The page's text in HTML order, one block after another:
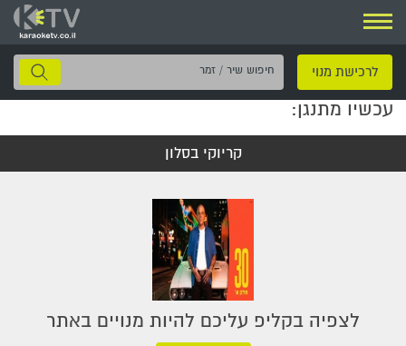
ניווט
לרכישת מנוי
חיפוש
שיר
עכשיו מתנגן:
קריוקי בסלון
לצפיה בקליפ עליכם להיות מנויים באתר